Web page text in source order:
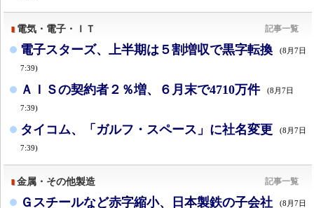
電気・電子・ＩＴ 記事一覧
電子スターズ、上半期は５割増収で黒字転換 (8月7日
7:39)
ＡＩＳの契約者２％増、６月末で4710万件 (8月7日
7:39)
タイコム、「ガルフ・スペース」に社名変更 (8月7日
7:39)
金属・その他製造 記事一覧
Ｇスチールなど赤字縮小、日本製鉄の子会社 (8月7日